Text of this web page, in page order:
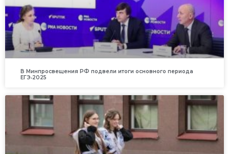
В Минпросвещения РФ подвели итоги основного периода
ЕГЭ‑2025